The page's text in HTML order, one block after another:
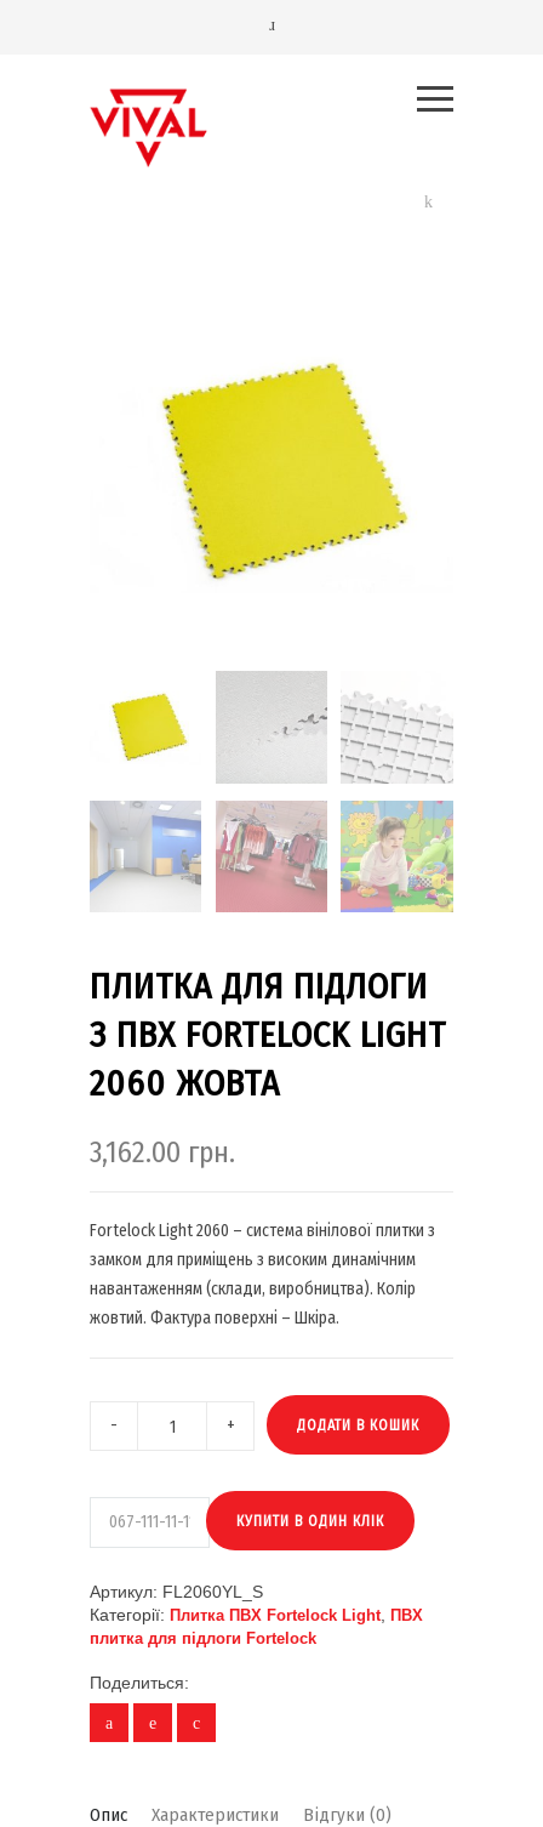
ПЛИТКА ДЛЯ ПІДЛОГИ
З ПВХ FORTELOCK LIGHT
2060 ЖОВТА
3,162.00 грн.
Fortelock Light 2060 – система вінілової плитки з
замком для приміщень з високим динамічним
навантаженням (склади, виробництва). Колір
жовтий. Фактура поверхні – Шкіра.
ДОДАТИ В КОШИК
Артикул: FL2060YL_S
Категорії: Плитка ПВХ Fortelock Light
ПВХ
плитка для підлоги Fortelock
Поделиться:
Опис Характеристики Відгуки (0)